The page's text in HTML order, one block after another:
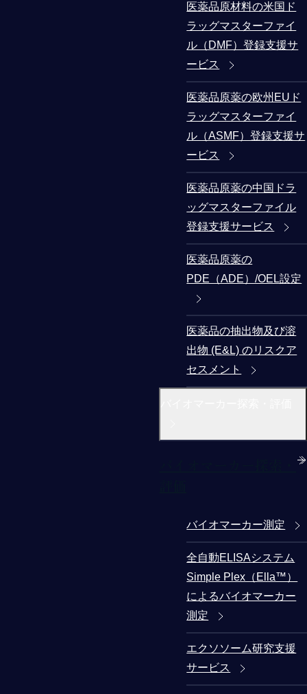
医薬品原材料の米国ド
ラッグマスターファイ
ル（DMF）登録支援サ
ービス
医薬品原薬の欧州EUド
ラッグマスターファイ
ル（ASMF）登録支援サ
ービス
医薬品原薬の中国ドラ
ッグマスターファイル
登録支援サービス
医薬品原薬の
PDE（ADE）/OEL設定
医薬品の抽出物及び溶
出物 (E&L) のリスクア
セスメント
バイオマーカー測定
全自動ELISAシステム
Simple Plex（Ella™）
によるバイオマーカー
測定
エクソソーム研究支援
サービス